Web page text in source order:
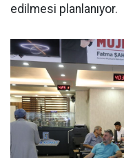
edilmesi planlanıyor.